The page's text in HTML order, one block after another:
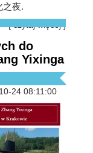
之夜.
do
Yixinga
24 08:11:00